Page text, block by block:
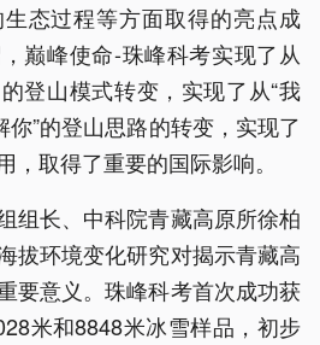
态过程等方面取得的亮点成
巅峰使命-珠峰科考实现了从
登山模式转变，实现了从“我
你”的登山思路的转变，实现了
，取得了重要的国际影响。
组长、中科院青藏高原所徐柏
拔环境变化研究对揭示青藏高
要意义。珠峰科考首次成功获
米和8848米冰雪样品，初步